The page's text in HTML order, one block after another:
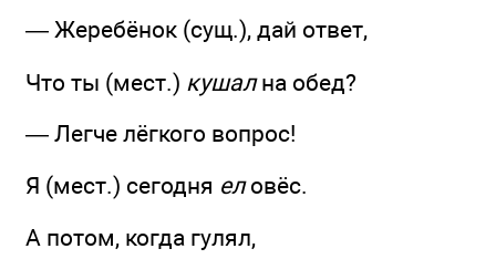
— Жеребёнок (сущ.), дай ответ,
Что ты (мест.) кушална обед?
— Легче лёгкого вопрос!
Я (мест.) сегодня еловёс.
А потом, когда гулял,